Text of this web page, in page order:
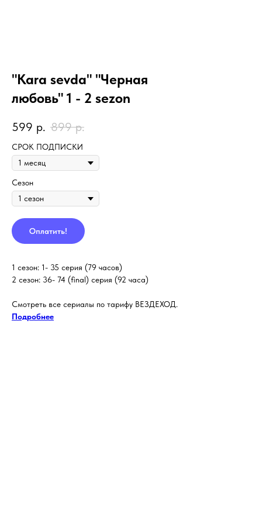
"Kara sevda" "Черная
любовь" 1 - 2 sezon
599 р. 899 р.
СРОК ПОДПИСКИ
Сезон
Оплатить!
1 сезон: 1- 35 серия (79 часов)
2 сезон: 36- 74 (final) серия (92 часа)
Смотреть все сериалы по тарифу ВЕЗДЕХОД.
Подробнее